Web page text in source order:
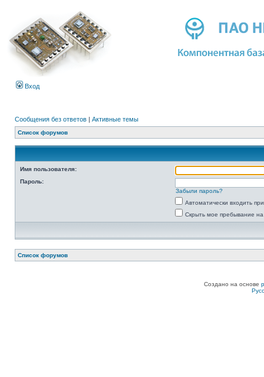
Вход
Сообщения без ответов | Активные темы
Список форумов
Имя пользователя:
Пароль:
Забыли пароль?
Автоматически входить
Скрыть мое пребывание
Список форумов
Создано на основе